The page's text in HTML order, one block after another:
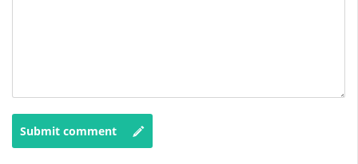
Submit comment